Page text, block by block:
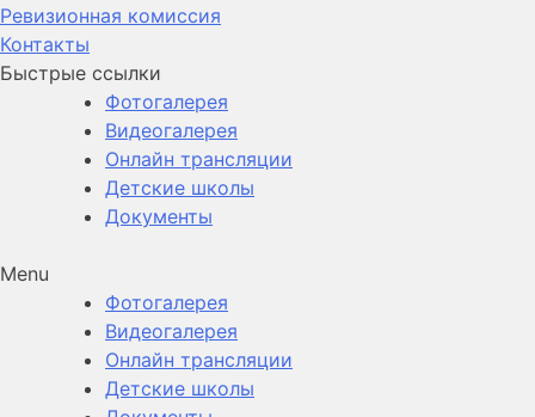
Ревизионная комиссия
Контакты
Быстрые ссылки
Фотогалерея
Видеогалерея
Онлайн трансляции
Детские школы
Документы
Menu
Фотогалерея
Видеогалерея
Онлайн трансляции
Детские школы